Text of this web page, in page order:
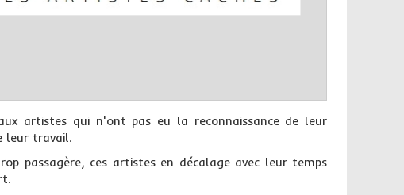
artistes qui n'ont pas eu la reconnaissance de leur
leur travail.
passagère, ces artistes en décalage avec leur temps